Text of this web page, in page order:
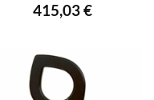
415,03€